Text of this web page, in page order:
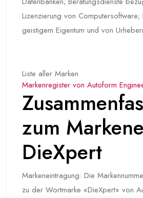
Lizenzierung von Computersoftware;
geistigem Eigentum und von
Liste aller Marken
Markenregister von Autoform
zum
DieXpert
Markeneintragung: Die
zu der Wortmarke «DieXpert» von